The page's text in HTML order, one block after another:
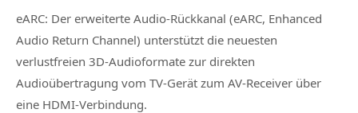
eARC: Der erweiterte Audio-Rückkanal (eARC, Enhanced
Audio Return Channel) unterstützt die neuesten
verlustfreien 3D-Audioformate zur direkten
Audioübertragung vom TV-Gerät zum AV-Receiver über
eine HDMI-Verbindung.